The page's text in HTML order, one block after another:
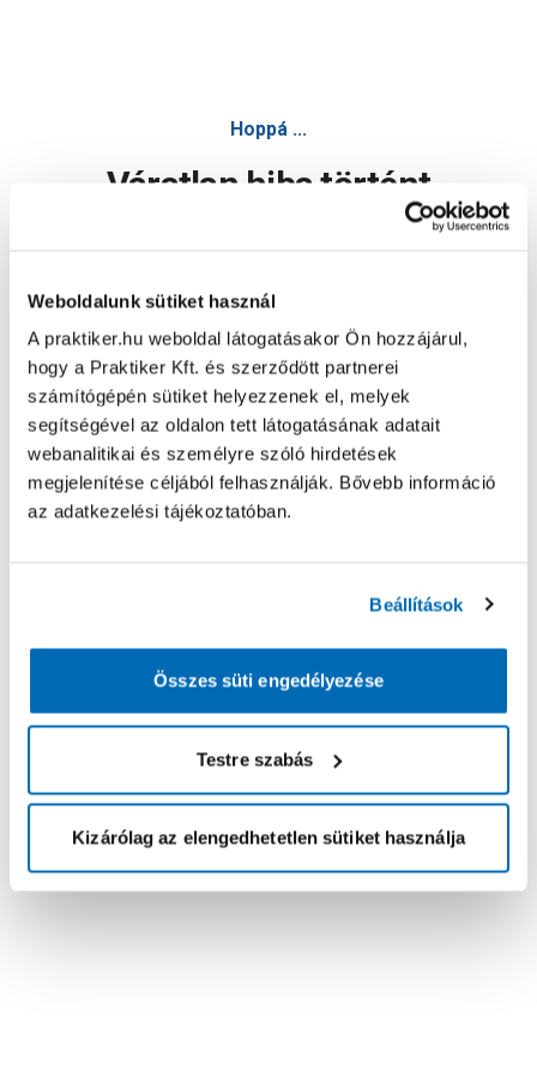
Weboldalunk sütiket használ
A praktiker.hu weboldal látogatásakor Ön hozzájárul,
hogy a Praktiker Kft. és szerződött partnerei
számítógépén sütiket helyezzenek el, melyek
segítségével az oldalon tett látogatásának adatait
webanalitikai és személyre szóló hirdetések
megjelenítése céljából felhasználják. Bővebb információ
az adatkezelési tájékoztatóban.
Beállítások
Összes süti engedélyezése
Testre szabás
Kizárólag az elengedhetetlen sütiket használja
Hoppá ...
Váratlan hiba történt
Oldal újratöltése